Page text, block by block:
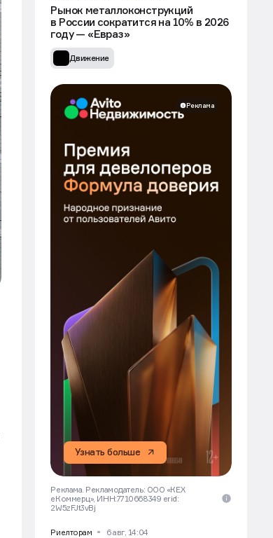
Рынок металлоконструкций
в России сократится на 10% в 2026
году — «Евраз»
Движение
Реклама
Узнать больше
Реклама. Рекламодатель: ООО «КЕХ
еКоммерц», ИНН:7710668349 erid:
2W5zFJt3vBj
Риелторам 6 авг, 14:04